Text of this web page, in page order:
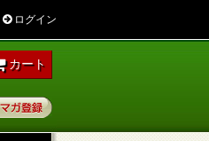
ログイン
カート